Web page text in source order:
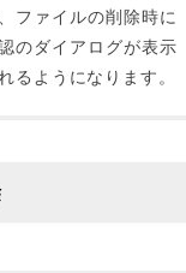
ファイルの削除時に
のダイアログが表示
るようになります。